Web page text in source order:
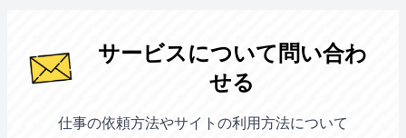
サービスについて問い合わ
せる
仕事の依頼方法やサイトの利用方法について